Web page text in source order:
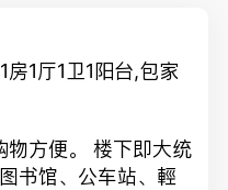
1厅1卫1阳台,包家
物方便。 楼下即大统
书馆、公车站、輕